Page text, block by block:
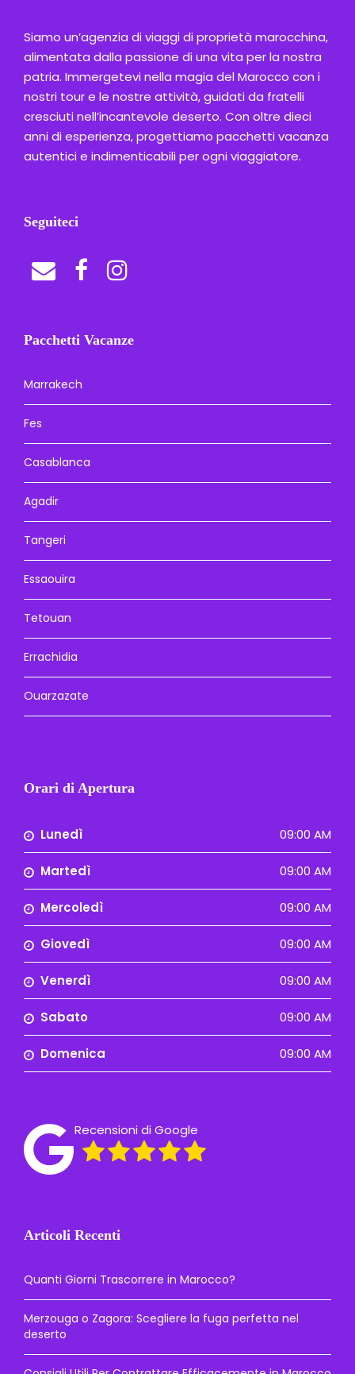
Siamo un’agenzia di viaggi di proprietà marocchina,
alimentata dalla passione di una vita per la nostra
patria. Immergetevi nella magia del Marocco con i
nostri tour e le nostre attività, guidati da fratelli
cresciuti nell’incantevole deserto. Con oltre dieci
anni di esperienza, progettiamo pacchetti vacanza
autentici e indimenticabili per ogni viaggiatore.
Seguiteci
Pacchetti Vacanze
Marrakech
Fes
Casablanca
Agadir
Tangeri
Essaouira
Tetouan
Errachidia
Ouarzazate
Orari di Apertura
Lunedì 09:00 AM
Martedì 09:00 AM
Mercoledì 09:00 AM
Giovedì 09:00 AM
Venerdì 09:00 AM
Sabato 09:00 AM
Domenica 09:00 AM
Recensioni di Google
Articoli Recenti
Quanti Giorni Trascorrere in Marocco?
Merzouga o Zagora: Scegliere la fuga perfetta nel
deserto